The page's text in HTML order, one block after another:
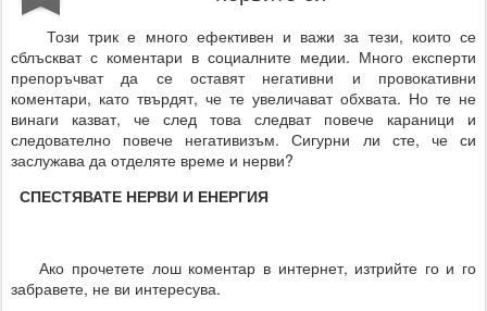
Този трик е много ефективен и важи за тези, които се
сблъскват с коментари в социалните медии. Много експерти
препоръчват да се оставят негативни и провокативни
коментари, като твърдят, че те увеличават обхвата. Но те не
винаги казват, че след това следват повече караници и
следователно повече негативизъм. Сигурни ли сте, че си
заслужава да отделяте време и нерви?
СПЕСТЯВАТЕ НЕРВИ И ЕНЕРГИЯ
Ако прочетете лош коментар в интернет, изтрийте го и го
забравете, не ви интересува.